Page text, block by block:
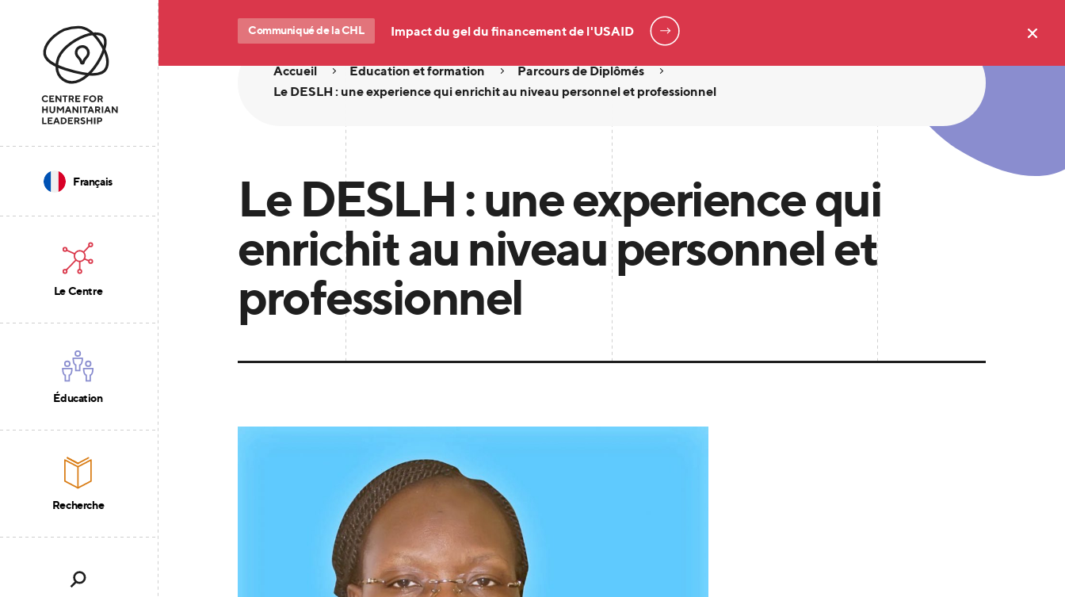
Le Centre
Éducation
Recherche
Français
Communiqué de la CHL Impact du gel du financement de l'USAID
Accueil Éducation et formation
Parcours de Diplômés
Le DESLH : une experience qui enrichit au niveau personnel et professionnel
Le DESLH : une experience qui
enrichit au niveau personnel et
professionnel